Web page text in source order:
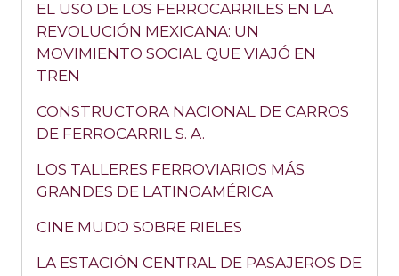
EL USO DE LOS FERROCARRILES EN LA
REVOLUCIÓN MEXICANA: UN
MOVIMIENTO SOCIAL QUE VIAJÓ EN
TREN
CONSTRUCTORA NACIONAL DE CARROS
DE FERROCARRIL S. A.
LOS TALLERES FERROVIARIOS MÁS
GRANDES DE LATINOAMÉRICA
CINE MUDO SOBRE RIELES
LA ESTACIÓN CENTRAL DE PASAJEROS DE